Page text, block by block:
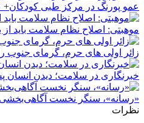
عمو پورنگ در مرکز طبی
موهبتی: اصلاح نظام سلامت باید از
زائر اولی های حرم، گرمای جنوب
خبرنگاری در سلامت؛ دیدن انسان
«رسانه»، سنگر نخست آگاهی‌بخشی
نظرات